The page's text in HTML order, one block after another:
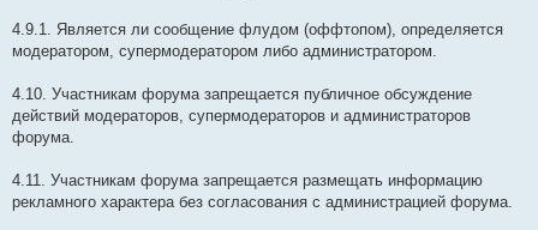
4.9.1. Является ли сообщение флудом (оффтопом), определяется
модератором, супермодератором либо администратором.
4.10. Участникам форума запрещается публичное обсуждение
действий модераторов, супермодераторов и администраторов
форума.
4.11. Участникам форума запрещается размещать информацию
рекламного характера без согласования с администрацией форума.